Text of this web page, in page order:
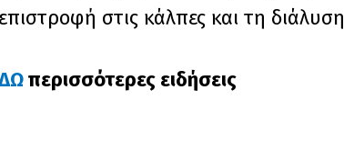
στις κάλπες και τη
περισσότερες ειδήσεις